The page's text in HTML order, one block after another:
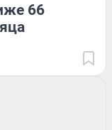
66